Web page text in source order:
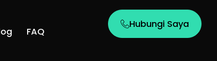
FAQ
Hubungi Saya